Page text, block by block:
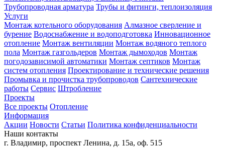
Трубопроводная арматура Трубы и фитинги, теплоизоляция
Услуги
Монтаж котельного оборудования Алмазное сверление и
бурение Водоснабжение и водоподготовка Инновационное
отопление Монтаж вентиляции Монтаж водяного теплого
пола Монтаж газгольдеров Монтаж дымоходов Монтаж
погодозависимой автоматики Монтаж септиков Монтаж
систем отопления Проектирование и технические решения
Промывка и прочистка трубопроводов Сантехнические
работы Сервис Штробление
Проекты
Все проекты Отопление
Информация
Акции Новости Статьи Политика конфиденциальности
Наши контакты
г. Владимир, проспект Ленина, д. 15а, оф. 515